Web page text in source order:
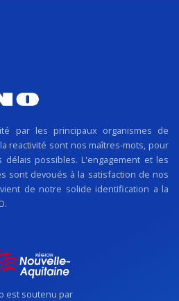
par les principaux organismes de
reactivité sont nos maîtres-mots, pour
possibles. L'engagement et les
sont devoués à la satisfaction de nos
de notre solide identification a la
est soutenu par